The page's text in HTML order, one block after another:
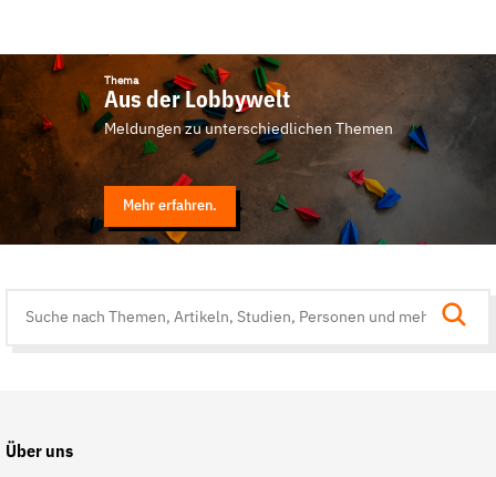
Thema
Aus der Lobbywelt
Meldungen zu unterschiedlichen Themen
Mehr erfahren.
Über uns